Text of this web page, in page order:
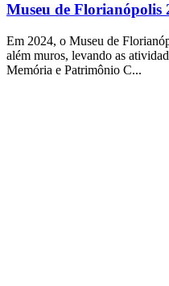
Museu de Florianópolis
Em 2024, o Museu de
além muros, levando as
Memória e Patrimônio C...